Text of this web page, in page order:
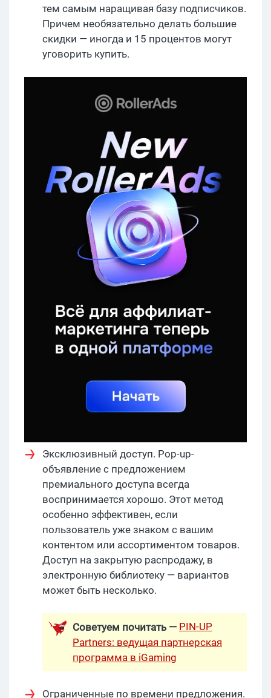
тем самым наращивая базу подписчиков.
Причем необязательно делать большие
скидки — иногда и 15 процентов могут
уговорить купить.
Эксклюзивный доступ. Pop-up-
объявление с предложением
премиального доступа всегда
воспринимается хорошо. Этот метод
особенно эффективен, если
пользователь уже знаком с вашим
контентом или ассортиментом товаров.
Доступ на закрытую распродажу, в
электронную библиотеку — вариантов
может быть несколько.
Советуем почитать — PIN-UP
Partners: ведущая партнерская
программа в iGaming
Ограниченные по времени предложения.